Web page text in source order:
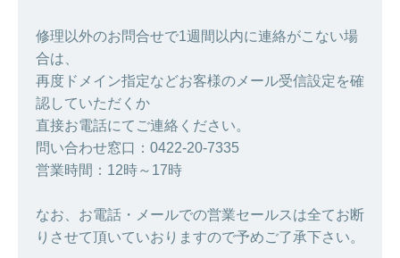
修理以外のお問合せで1週間以内に連絡がこない場
合は、
再度ドメイン指定などお客様のメール受信設定を確
認していただくか
直接お電話にてご連絡ください。
問い合わせ窓口：0422-20-7335
営業時間：12時～17時
なお、お電話・メールでの営業セールスは全てお断
りさせて頂いていおりますので予めご了承下さい。